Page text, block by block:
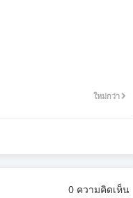
ใหม่กว่า
0 ความคิดเห็น